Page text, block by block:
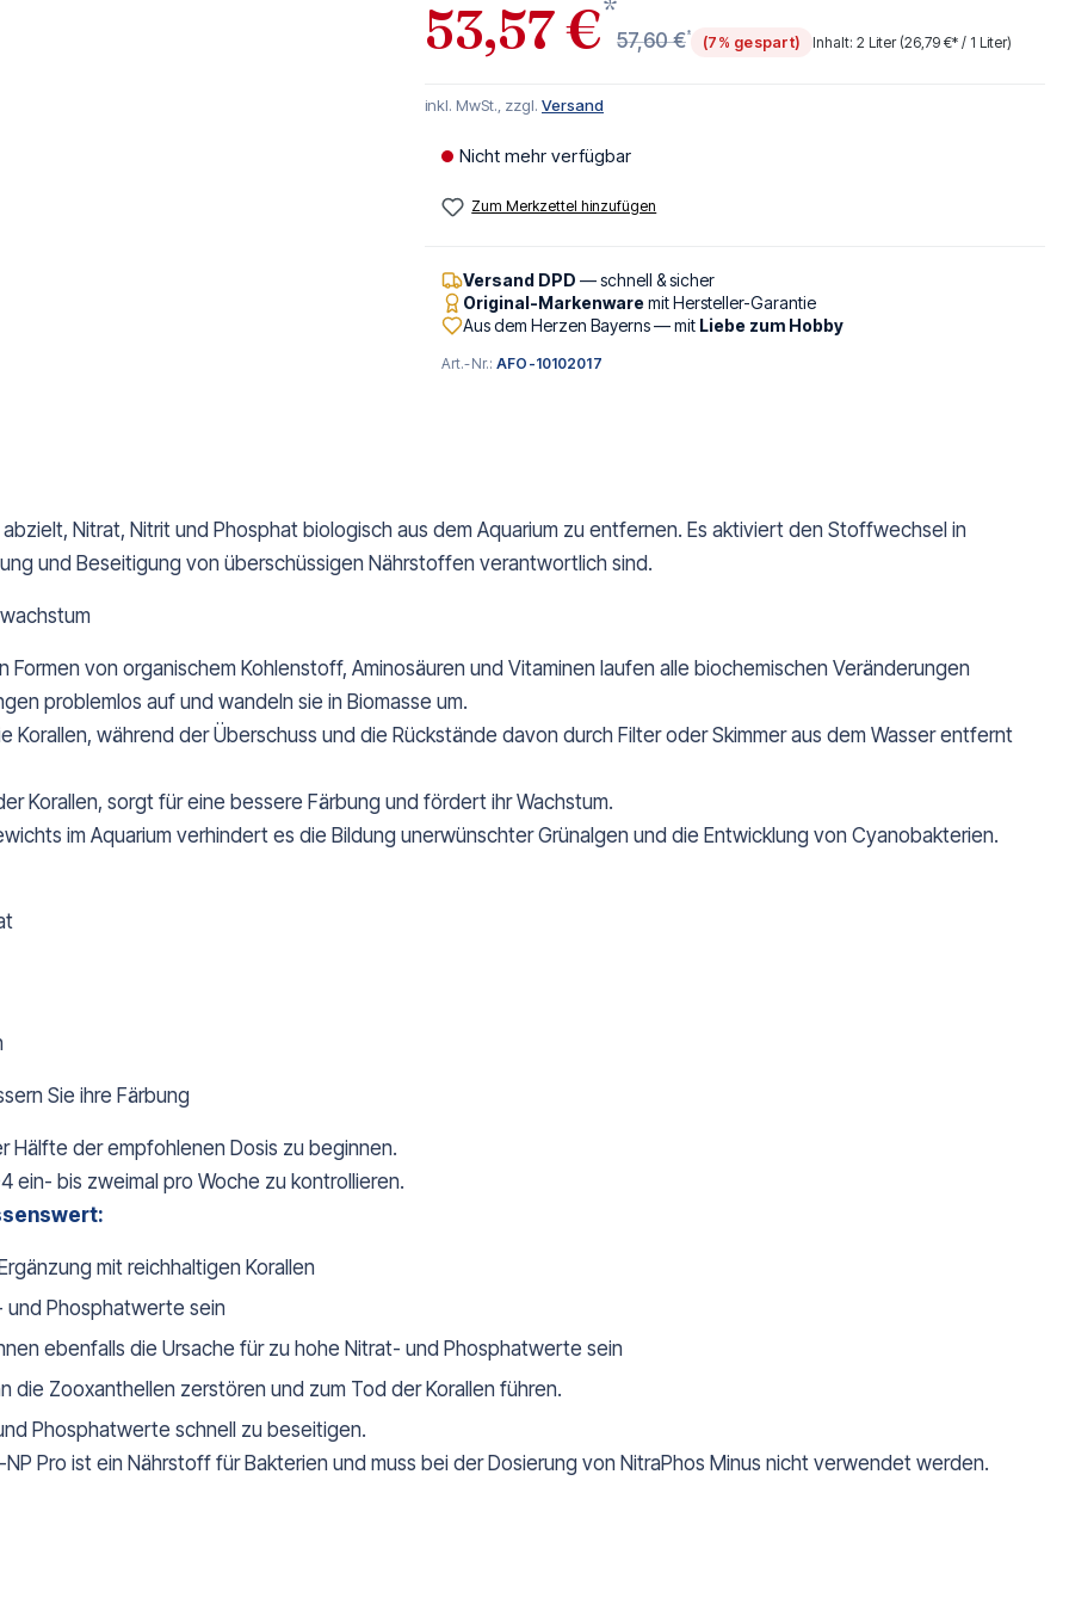
53,57 €*
57,60 €*
(7% gespart) Inhalt: 2 Liter (26,79 €* / 1 Liter)
inkl. MwSt., zzgl. Versand
Nicht mehr verfügbar
Zum Merkzettel hinzufügen
Versand DPD — schnell & sicher
Original-Markenwaremit Hersteller-Garantie
Aus dem Herzen Bayerns — mit Liebe zum Hobby
Art.-Nr.:AFO-10102017
Nitrat, Nitrit und Phosphat biologisch aus dem Aquarium zu entfernen. Es aktiviert den Stoffwechsel in
und Beseitigung von überschüssigen Nährstoffen verantwortlich sind.
von organischem Kohlenstoff, Aminosäuren und Vitaminen laufen alle biochemischen Veränderungen
problemlos auf und wandeln sie in Biomasse um.
Korallen, während der Überschuss und die Rückstände davon durch Filter oder Skimmer aus dem Wasser entfernt
Korallen, sorgt für eine bessere Färbung und fördert ihr Wachstum.
im Aquarium verhindert es die Bildung unerwünschter Grünalgen und die Entwicklung von Cyanobakterien.
Sie ihre Färbung
Hälfte der empfohlenen Dosis zu beginnen.
ein- bis zweimal pro Woche zu kontrollieren.
mit reichhaltigen Korallen
und Phosphatwerte sein
ebenfalls die Ursache für zu hohe Nitrat- und Phosphatwerte sein
die Zooxanthellen zerstören und zum Tod der Korallen führen.
Phosphatwerte schnell zu beseitigen.
Pro ist ein Nährstoff für Bakterien und muss bei der Dosierung von NitraPhos Minus nicht verwendet werden.